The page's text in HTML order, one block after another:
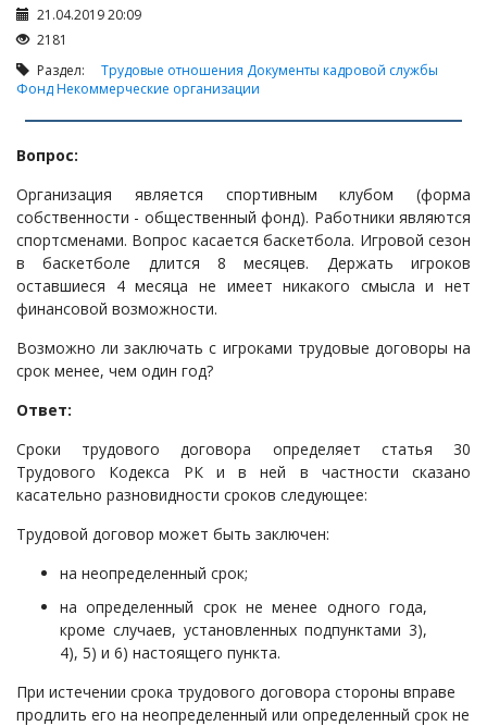
Предварительный квалификационный отбор «Самрук-
Қазына» (ПКО)
Некоммерческие организации
Ответы государственных органов
21.04.2019 20:09
2181
Раздел: Трудовые отношения Документы кадровой службы
ФондНекоммерческие организации
Вопрос:
Организация является спортивным клубом (форма
собственности - общественный фонд). Работники являются
спортсменами. Вопрос касается баскетбола. Игровой сезон
в баскетболе длится 8 месяцев. Держать игроков
оставшиеся 4 месяца не имеет никакого смысла и нет
финансовой возможности.
Возможно ли заключать с игроками трудовые договоры на
срок менее, чем один год?
Ответ:
Сроки трудового договора определяет статья 30
Трудового Кодекса РК и в ней в частности сказано
касательно разновидности сроков следующее:
Трудовой договор может быть заключен:
на неопределенный срок;
на определенный срок не менее одного года,
кроме случаев, установленных подпунктами 3),
4), 5) и 6) настоящего пункта.
При истечении срока трудового договора стороны вправе
продлить его на неопределенный или определенный срок не